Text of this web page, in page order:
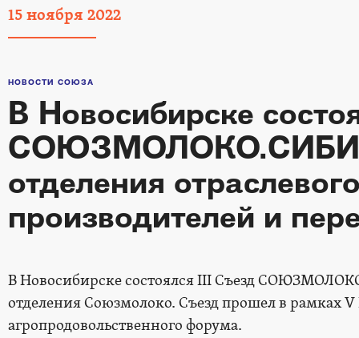
15ноября 2022
НОВОСТИ СОЮЗА
В Новосибирске
отделения
производителей и
В Новосибирске состоялся III Съезд
отделения Союзмолоко. Съезд прошел в рамках
агропродовольственного форума.